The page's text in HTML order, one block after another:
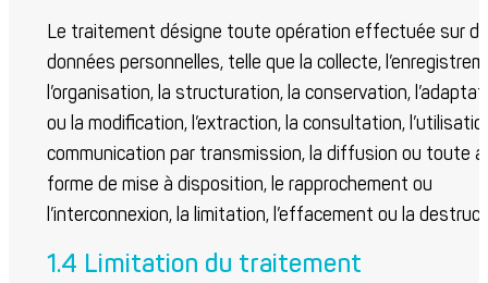
Le traitement désigne toute opération effectuée sur
données personnelles, telle que la collecte,
l’organisation, la structuration, la conservation,
ou la modification, l’extraction, la consultation,
communication par transmission, la diffusion ou toute
forme de mise à disposition, le rapprochement ou
l’interconnexion, la limitation, l’effacement ou la
1.4 Limitation du traitement